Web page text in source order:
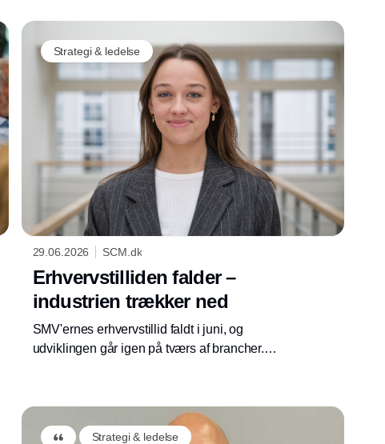
Strategi & ledelse
29.06.2026 SCM.dk
Erhvervstilliden falder –
industrien trækker ned
SMV'ernes erhvervstillid faldt i juni, og
udviklingen går igen på tværs af brancher.
fortsat vurderer fremtiden mere positivt end de
største virksomheder.
Strategi & ledelse